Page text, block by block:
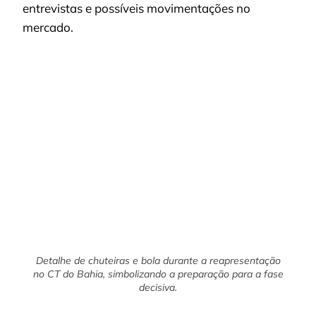
entrevistas e possíveis movimentações no
mercado.
Detalhe de chuteiras e bola durante a reapresentação
no CT do Bahia, simbolizando a preparação para a fase
decisiva.